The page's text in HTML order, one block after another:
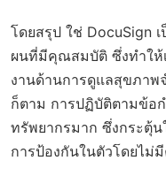
โดยสรุป ใช่ DocuSign
ผนที่มีคุณสมบัติ ซึ่งทำให้
งานด้านการดูแลสุขภาพ
ก็ตาม การปฏิบัติตามข้อ
ทรัพยากรมาก ซึ่งกระตุ้
การป้องกันในตัวโดยไม่มี